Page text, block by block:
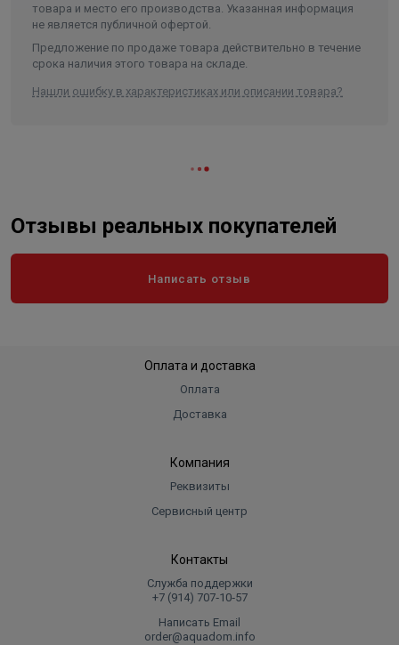
товара и место его производства. Указанная информация
не является публичной офертой.
Предложение по продаже товара действительно в течение
срока наличия этого товара на складе.
Нашли ошибку в характеристиках или описании товара?
Отзывы реальных покупателей
Написать отзыв
Оплата и доставка
Оплата
Доставка
Компания
Реквизиты
Сервисный центр
Контакты
Служба поддержки
+7 (914) 707‑10‑57
Написать Email
order@aquadom.info